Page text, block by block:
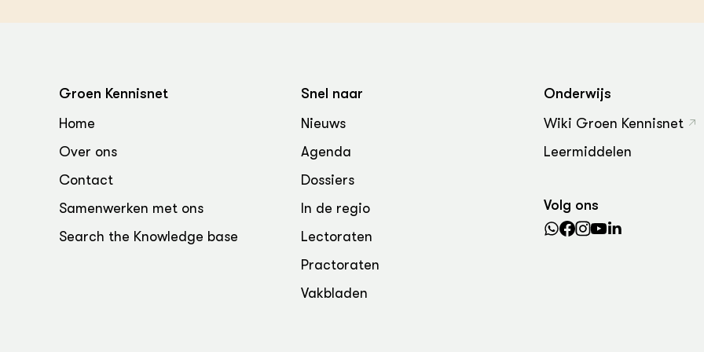
Groen Kennisnet
Home
Over ons
Contact
Samenwerken met ons
Search the Knowledge base
Snel naar
Nieuws
Agenda
Dossiers
In de regio
Lectoraten
Practoraten
Vakbladen
Onderwijs
Wiki Groen Kennisnet
Leermiddelen
Volg ons